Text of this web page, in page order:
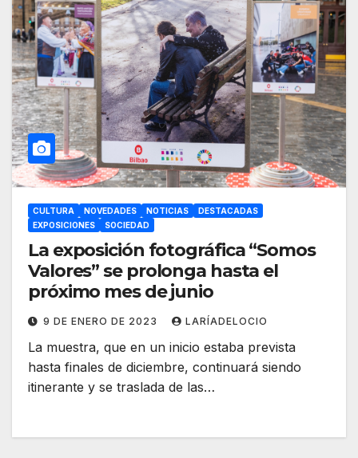
CULTURA NOVEDADES NOTICIAS
DESTACADAS
EXPOSICIONES
SOCIEDAD
La exposición fotográfica “Somos
Valores” se prolonga hasta el
próximo mes de junio
9 DE ENERO DE 2023 LARÍADELOCIO
La muestra, que en un inicio estaba prevista
hasta finales de diciembre, continuará siendo
itinerante y se traslada de las…